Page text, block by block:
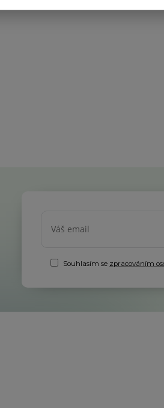
Souhlasím se zpracováním